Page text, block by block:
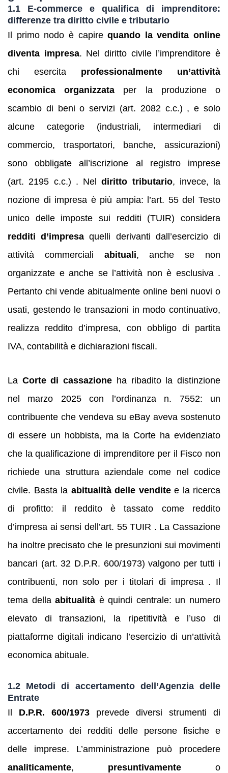
1.1 E‑commerce e qualifica di imprenditore:
differenze tra diritto civile e tributario
Il primo nodo è capirequando la vendita online
diventa impresa. Nel diritto civile l’imprenditore è
chi esercita professionalmente un’attività
economica organizzata per la produzione o
scambio di beni o servizi (art. 2082 c.c.) , e solo
alcune categorie (industriali, intermediari di
commercio, trasportatori, banche, assicurazioni)
sono obbligate all’iscrizione al registro imprese
(art. 2195 c.c.) . Neldiritto tributario, invece, la
nozione di impresa è più ampia: l’art. 55 del Testo
unico delle imposte sui redditi (TUIR) considera
redditi d’impresa quelli derivanti dall’esercizio di
attività commerciali abituali, anche se non
organizzate e anche se l’attività non è esclusiva .
Pertanto chi vende abitualmente online beni nuovi o
usati, gestendo le transazioni in modo continuativo,
realizza reddito d’impresa, con obbligo di partita
IVA, contabilità e dichiarazioni fiscali.
La Corte di cassazione ha ribadito la distinzione
nel marzo 2025 con l’ordinanza n. 7552: un
contribuente che vendeva su eBay aveva sostenuto
di essere un hobbista, ma la Corte ha evidenziato
che la qualificazione di imprenditore per il Fisco non
richiede una struttura aziendale come nel codice
civile. Basta la abitualità delle venditee la ricerca
di profitto: il reddito è tassato come reddito
d’impresa ai sensi dell’art. 55 TUIR . La Cassazione
ha inoltre precisato che le presunzioni sui movimenti
bancari (art. 32 D.P.R. 600/1973) valgono per tutti i
contribuenti, non solo per i titolari di impresa . Il
tema dellaabitualità è quindi centrale: un numero
elevato di transazioni, la ripetitività e l’uso di
piattaforme digitali indicano l’esercizio di un’attività
economica abituale.
1.2 Metodi di accertamento dell’Agenzia delle
Entrate
Il D.P.R. 600/1973 prevede diversi strumenti di
accertamento dei redditi delle persone fisiche e
delle imprese. L’amministrazione può procedere
analiticamente, presuntivamente o